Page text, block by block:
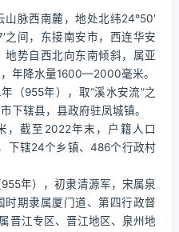
脉西南麓，地处北纬24°50′
之间，东接南安市，西连华安
势自西北向东南倾斜，属亚
年降水量1600—2000毫米。
（955年），取“溪水安流”之
下辖县，县政府驻凤城镇。
，截至2022年末，户籍人口
下辖24个乡镇、486个行政村
年），初隶清源军，宋属泉
期隶属厦门道、第四行政督
晋江专区、晋江地区、泉州地